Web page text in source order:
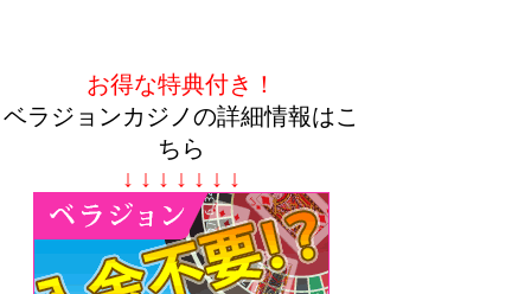
お得な特典付き！
ベラジョンカジノの詳細情報はこ
ちら
↓ ↓ ↓ ↓ ↓ ↓ ↓